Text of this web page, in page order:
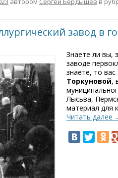
завод в
Знаете ли вы,
заводе
знаете, то
Торкуновой,
Лысьва,
материал для
Читать далее